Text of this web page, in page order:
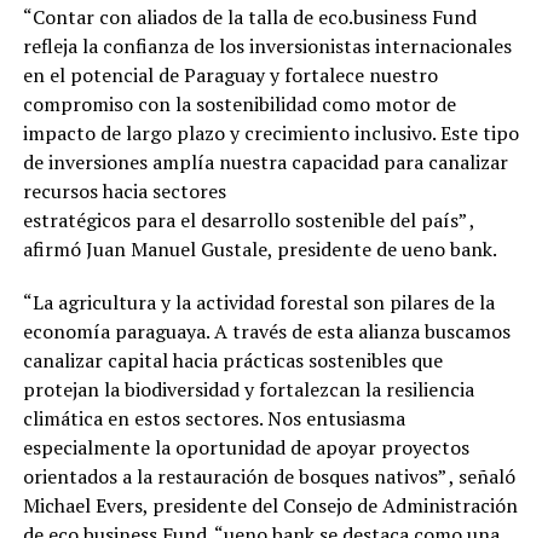
“Contar con aliados de la talla de eco.business Fund
refleja la confianza de los inversionistas internacionales
en el potencial de Paraguay y fortalece nuestro
compromiso con la sostenibilidad como motor de
impacto de largo plazo y crecimiento inclusivo. Este tipo
de inversiones amplía nuestra capacidad para canalizar
recursos hacia sectores
estratégicos para el desarrollo sostenible del país” ,
afirmó Juan Manuel Gustale, presidente de ueno bank.
“La agricultura y la actividad forestal son pilares de la
economía paraguaya. A través de esta alianza buscamos
canalizar capital hacia prácticas sostenibles que
protejan la biodiversidad y fortalezcan la resiliencia
climática en estos sectores. Nos entusiasma
especialmente la oportunidad de apoyar proyectos
orientados a la restauración de bosques nativos” , señaló
Michael Evers, presidente del Consejo de Administración